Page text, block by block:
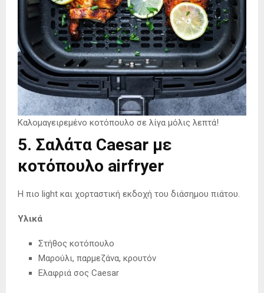
Καλομαγειρεμένο κοτόπουλο σε λίγα μόλις λεπτά!
5. Σαλάτα Caesar με
κοτόπουλο airfryer
Η πιο light και χορταστική εκδοχή του διάσημου πιάτου.
Υλικά
Στήθος κοτόπουλο
Μαρούλι, παρμεζάνα, κρουτόν
Ελαφριά σος Caesar